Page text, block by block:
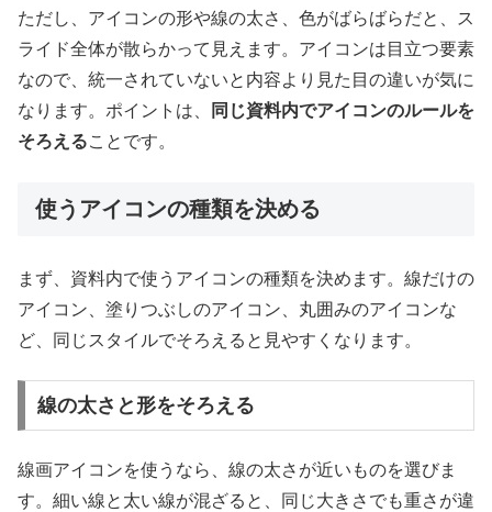
ただし、アイコンの形や線の太さ、色がばらばらだと、ス
ライド全体が散らかって見えます。アイコンは目立つ要素
なので、統一されていないと内容より見た目の違いが気に
なります。ポイントは、
同じ資料内でアイコンのルールを
そろえることです。
使うアイコンの種類を決める
まず、資料内で使うアイコンの種類を決めます。線だけの
アイコン、塗りつぶしのアイコン、丸囲みのアイコンな
ど、同じスタイルでそろえると見やすくなります。
線の太さと形をそろえる
線画アイコンを使うなら、線の太さが近いものを選びま
す。細い線と太い線が混ざると、同じ大きさでも重さが違